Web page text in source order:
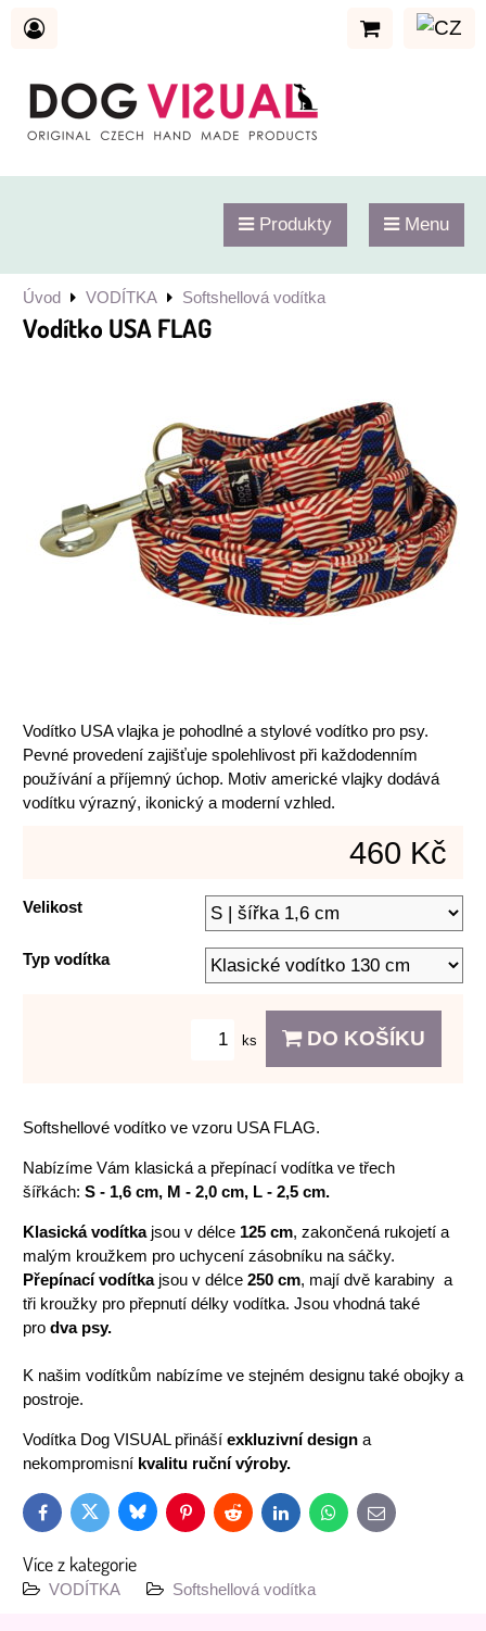
Produkty Menu
Úvod VODÍTKA Softshellová vodítka
Vodítko USA FLAG
Vodítko USA vlajka je pohodlné a stylové vodítko pro psy.
Pevné provedení zajišťuje spolehlivost při každodenním
používání a příjemný úchop. Motiv americké vlajky dodává
vodítku výrazný, ikonický a moderní vzhled.
460 Kč
Velikost
Typ vodítka
ks DO KOŠÍKU
Softshellové vodítko ve vzoru USA FLAG.
Nabízíme Vám klasická a přepínací vodítka ve třech
šířkách: S - 1,6 cm, M - 2,0 cm, L - 2,5 cm.
Klasická vodítkajsou v délce 125 cm, zakončená rukojetí a
malým kroužkem pro uchycení zásobníku na sáčky.
Přepínací vodítkajsou v délce 250 cm, mají dvě karabiny a
tři kroužky pro přepnutí délky vodítka. Jsou vhodná také
pro dva psy.
K našim vodítkům nabízíme ve stejném designu také obojky a
postroje.
Vodítka Dog VISUAL přináší exkluzivní design a
nekompromisní kvalitu ruční výroby.
FacebookTwitter BlueskyPinterestReddit LinkedInWhatsApp
E-
mail
Více z kategorie
VODÍTKA Softshellová vodítka